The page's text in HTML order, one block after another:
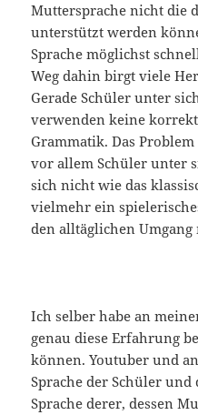
Muttersprache nicht die
unterstützt werden
Sprache möglichst
Weg dahin birgt viele
Gerade Schüler unter
verwenden keine
Grammatik. Das
vor allem Schüler unter
sich nicht wie das
vielmehr ein
den alltäglichen
Ich selber habe an
genau diese Erfahrung
können. Youtuber und
Sprache der Schüler
Sprache derer, dessen